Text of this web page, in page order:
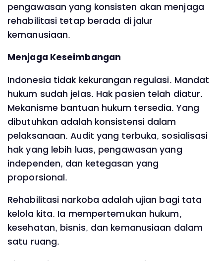
pengawasan yang konsisten akan menjaga
rehabilitasi tetap berada di jalur
kemanusiaan.
Menjaga Keseimbangan
Indonesia tidak kekurangan regulasi. Mandat
hukum sudah jelas. Hak pasien telah diatur.
Mekanisme bantuan hukum tersedia. Yang
dibutuhkan adalah konsistensi dalam
pelaksanaan. Audit yang terbuka, sosialisasi
hak yang lebih luas, pengawasan yang
independen, dan ketegasan yang
proporsional.
Rehabilitasi narkoba adalah ujian bagi tata
kelola kita. Ia mempertemukan hukum,
kesehatan, bisnis, dan kemanusiaan dalam
satu ruang.